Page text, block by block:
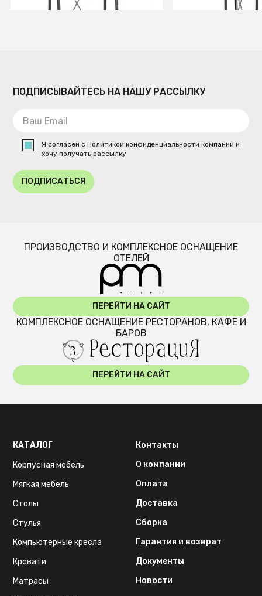
ПОДПИСЫВАЙТЕСЬ НА НАШУ РАССЫЛКУ
Я согласен сПолитикой конфиденциальности компании и
хочу получать рассылку
ПОДПИСАТЬСЯ
ПРОИЗВОДСТВО И КОМПЛЕКСНОЕ ОСНАЩЕНИЕ
ОТЕЛЕЙ
ПЕРЕЙТИ НА САЙТ
КОМПЛЕКСНОЕ ОСНАЩЕНИЕ РЕСТОРАНОВ, КАФЕ И
БАРОВ
ПЕРЕЙТИ НА САЙТ
КАТАЛОГ
Корпусная мебель
Мягкая мебель
Столы
Стулья
Компьютерные кресла
Кровати
Матрасы
Контакты
О компании
Оплата
Доставка
Сборка
Гарантия и возврат
Документы
Новости